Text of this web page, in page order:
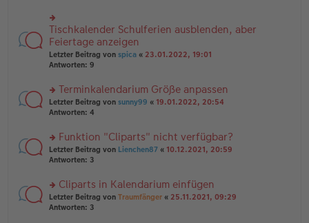
a
g
es
e
n
er
B
a
g
u
n
g
el
es
er
B
ei
a
g
rs
te
r
u
n
el
es
e
B
ei
tr
g
Tischkalender Schulferien ausblenden, aber
Feiertage anzeigen
Letzter Beitrag von spica « 23.01.2022, 19:01
Antworten: 9
rs
te
n
g
el
e
n
er
Terminkalendarium Größe anpassen
Letzter Beitrag von sunny99 « 19.01.2022, 20:54
Antworten: 4
rs
te
n
g
el
Funktion "Cliparts" nicht verfügbar?
Letzter Beitrag von Lienchen87 « 10.12.2021, 20:59
Antworten: 3
rs
te
Cliparts in Kalendarium einfügen
Letzter Beitrag von Traumfänger « 25.11.2021, 09:29
Antworten: 3